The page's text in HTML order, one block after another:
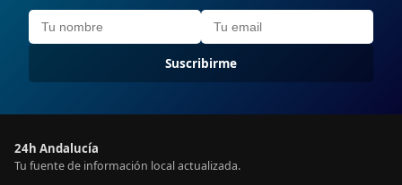
Suscribirme
24h Andalucía
Tu fuente de información local actualizada.